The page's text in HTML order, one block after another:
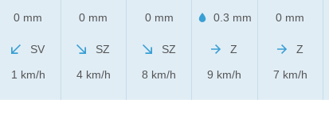
0 mm
SV
1 km/h
0 mm
SZ
4 km/h
0 mm
SZ
8 km/h
0.3 mm
Z
9 km/h
0 mm
Z
7 km/h